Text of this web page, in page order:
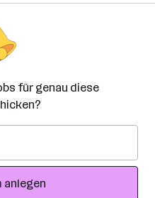
für genau diese
anlegen